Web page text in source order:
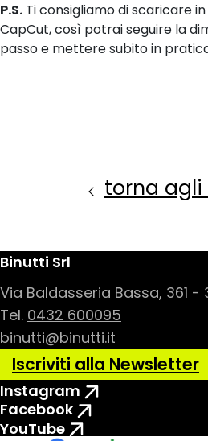
P.S. Ti consigliamo di scaricare
CapCut, così potrai seguire la
passo e mettere subito in
torna agli
Binutti Srl
Via Baldasseria Bassa, 361 -
Tel. 0432 600095
binutti@binutti.it
Iscriviti alla Newsletter
Instagram
Facebook
YouTube